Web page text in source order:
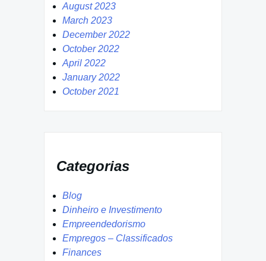
August 2023
March 2023
December 2022
October 2022
April 2022
January 2022
October 2021
Categorias
Blog
Dinheiro e Investimento
Empreendedorismo
Empregos – Classificados
Finances